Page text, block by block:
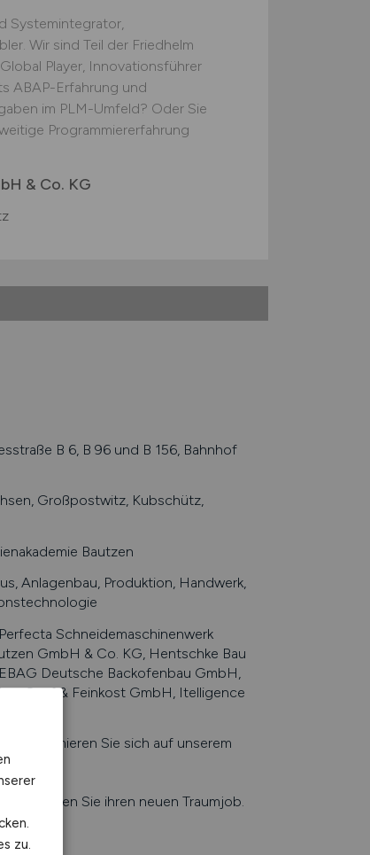
Systemintegrator,
Wir sind Teil der Friedhelm
Player, Innovationsführer
ABAP-Erfahrung und
im PLM-Umfeld? Oder Sie
Programmiererfahrung
& Co. KG
B 6, B 96 und B 156, Bahnhof
Großpostwitz, Kubschütz,
Bautzen
Anlagenbau, Produktion, Handwerk,
Perfecta Schneidemaschinenwerk
GmbH & Co. KG, Hentschke Bau
Deutsche Backofenbau GmbH,
Senf & Feinkost GmbH, Itelligence
Informieren Sie sich auf unserem
finden Sie ihren neuen Traumjob.
zu.